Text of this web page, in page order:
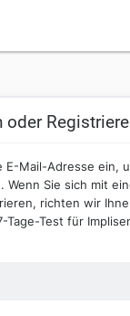
oder
E-Mail-Adresse ein,
Wenn Sie sich mit
richten wir
Test für